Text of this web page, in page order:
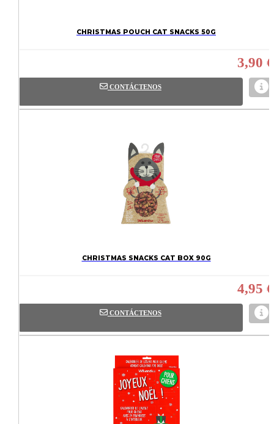
CHRISTMAS POUCH CAT SNACKS 50G
3,90 €
CONTÁCTENOS
CHRISTMAS SNACKS CAT BOX 90G
4,95 €
CONTÁCTENOS